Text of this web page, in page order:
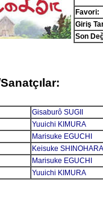
Favori:
Giriş
Son
Gisaburô SUGII
Yuuichi KIMURA
Marisuke EGUCHI
Keisuke SHINOHARA
Marisuke EGUCHI
Yuuichi KIMURA